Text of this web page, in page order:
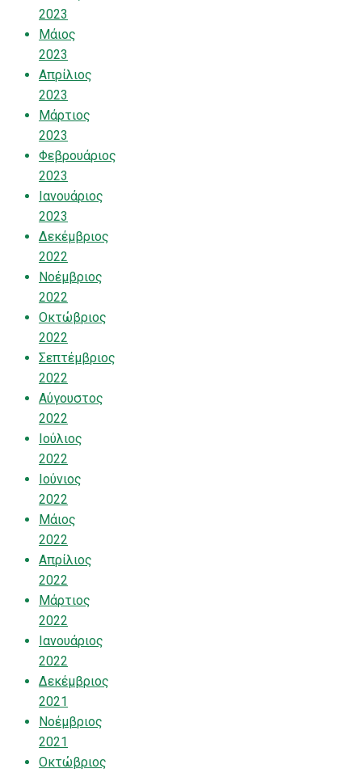
2023
Μάιος
2023
Απρίλιος
2023
Μάρτιος
2023
Φεβρουάριος
2023
Ιανουάριος
2023
Δεκέμβριος
2022
Νοέμβριος
2022
Οκτώβριος
2022
Σεπτέμβριος
2022
Αύγουστος
2022
Ιούλιος
2022
Ιούνιος
2022
Μάιος
2022
Απρίλιος
2022
Μάρτιος
2022
Ιανουάριος
2022
Δεκέμβριος
2021
Νοέμβριος
2021
Οκτώβριος